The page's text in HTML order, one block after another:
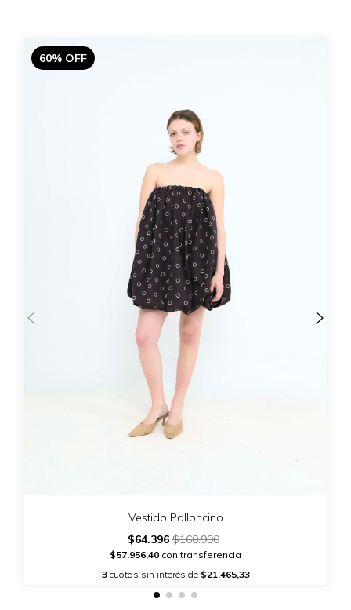
60% OFF
Vestido Palloncino
$64.396 $160.990
$57.956,40 con transferencia
3cuotas sin interés de $21.465,33